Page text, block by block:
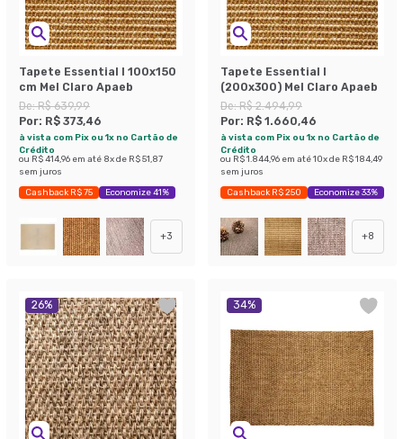
Tapete Essential I 100x150
cm Mel Claro Apaeb
De:R$ 639,99
Por: R$ 373,46
à vista com Pix ou 1x no Cartão de
Crédito
ou R$ 414,96 em até 8x de R$ 51,87
sem juros
Cashback R$ 75 Economize 41%
+3
Tapete Essential I
(200x300) Mel Claro Apaeb
De:R$ 2.494,99
Por: R$ 1.660,46
à vista com Pix ou 1x no Cartão de
Crédito
ou R$ 1.844,96 em até10x de R$ 184,49
sem juros
Cashback R$ 250 Economize 33%
+8
26% 34%